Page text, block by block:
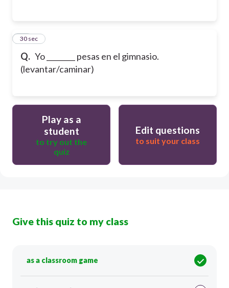
Q. Yo ________ pesas en el gimnasio.
(levantar/caminar)
20
30 sec
Play as a
student
to try out the
quiz
Edit questions
to suit your class
Give this quiz to my class
as a classroom game